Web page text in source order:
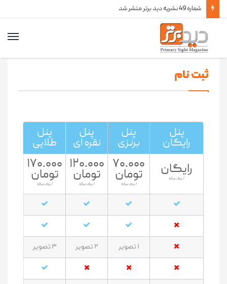
شماره 49 نشریه دید برتر متشر شد
ثبت نام
پنل
رایگان
پنل
برنزی
پنل
نقره ای
پنل
طلایی
رایگان
/ یک ساله
۷۰.۰۰۰
تومان
/ یک ساله
۱۲۰.۰۰۰
تومان
/ یک ساله
۱۷۰.۰۰۰
تومان
/ یک ساله
۱ تصویر ۲ تصویر ۳ تصویر